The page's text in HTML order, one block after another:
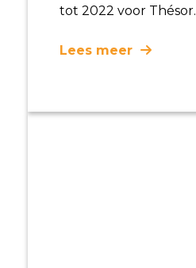
tot 2022 voor Thésor.
Lees meer